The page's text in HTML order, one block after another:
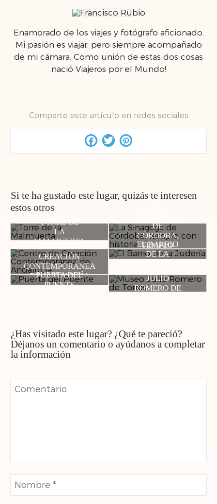
Enamorado de los viajes y fotógrafo aficionado.
Mi pasión es viajar, pero siempre acompañado
de mi cámara. Como unión de estas dos cosas
nació Viajeros por el Mundo!
Comparte este artículo en redes sociales
Facebook
Twitter
Si te ha gustado este lugar, quizás te interesen
estos otros
TORRE DE
LA
MALMUERTA
DE
CÓRDOBA,
TEMPLO
CON
CENTRO DE
CREACIÓN
CONTEMPORÁNEA
DE ANDALUCÍA
EL BARRIO
DE LA
PUERTA DEL
PUENTE
JULIO
ROMERO DE
¿Has visitado este lugar? ¿Qué te pareció?
Déjanos un comentario o ayúdanos a completar
la información